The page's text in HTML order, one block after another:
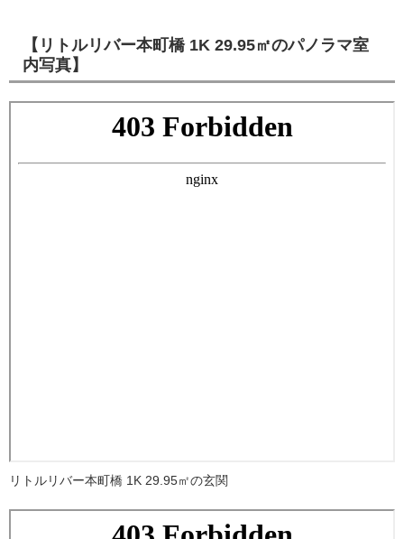
【リトルリバー本町橋 1K 29.95㎡のパノラマ室
内写真】
リトルリバー本町橋 1K 29.95㎡の玄関